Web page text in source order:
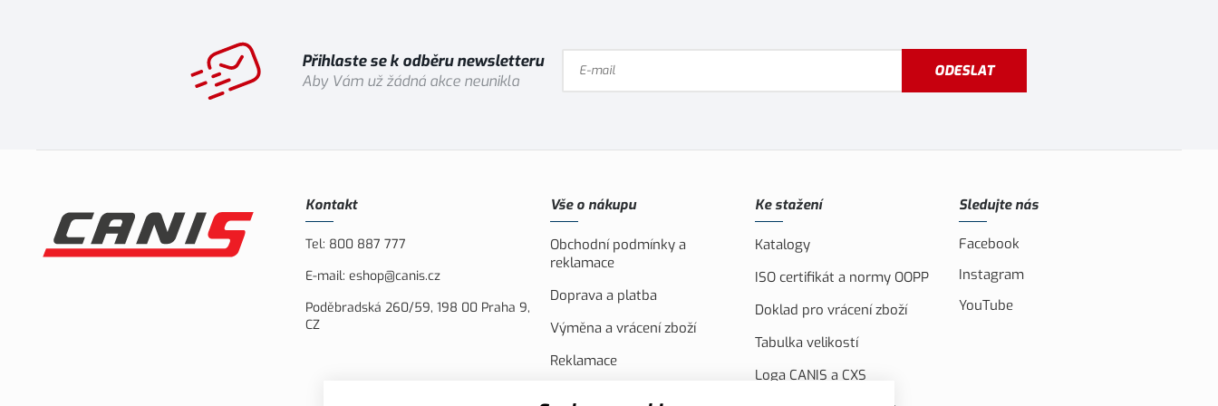
Přihlaste se k odběru newsletteru
Aby Vám už žádná akce neunikla
ODESLAT
Kontakt
Tel: 800 887 777
E-mail: eshop@canis.cz
Poděbradská 260/59, 198 00 Praha 9,
CZ
Vše o nákupu
Obchodní podmínky a
reklamace
Doprava a platba
Výměna a vrácení zboží
Reklamace
Ke stažení
Katalogy
ISO certifikát a normy OOPP
Doklad pro vrácení zboží
Tabulka velikostí
Loga CANIS a CXS
Sledujte nás
Facebook
Instagram
YouTube